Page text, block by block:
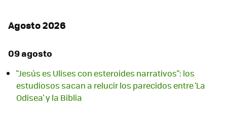
Agosto 2026
09 agosto
"Jesús es Ulises con esteroides narrativos": los
estudiosos sacan a relucir los parecidos entre 'La
Odisea' y la Biblia